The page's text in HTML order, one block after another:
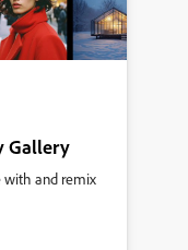
Gallery
with and remix